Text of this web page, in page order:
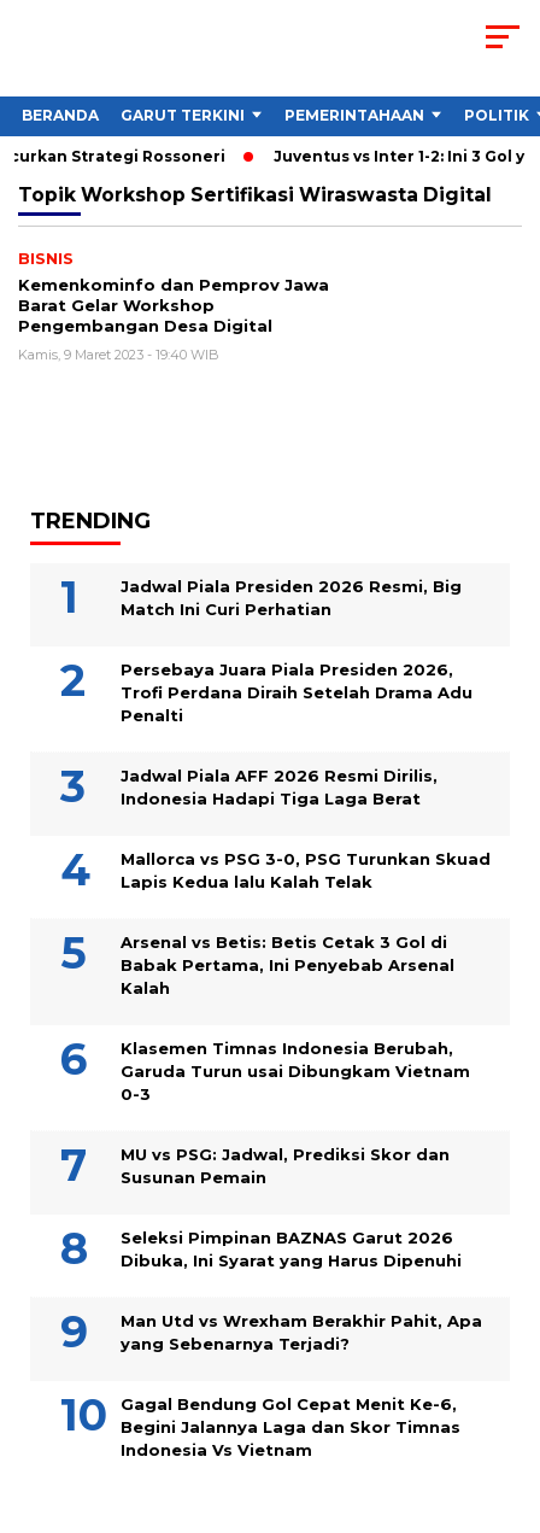
BERANDA GARUT TERKINI PEMERINTAHAAN POLITIK
Strategi Rossoneri Juventus vs Inter 1-2: Ini 3 Gol
Topik Workshop Sertifikasi Wiraswasta Digital
BISNIS
Kemenkominfo dan Pemprov Jawa
Barat Gelar Workshop
Pengembangan Desa Digital
Kamis, 9 Maret 2023 - 19:40 WIB
TRENDING
Jadwal Piala Presiden 2026 Resmi, Big
Match Ini Curi Perhatian
Persebaya Juara Piala Presiden 2026,
Trofi Perdana Diraih Setelah Drama Adu
Penalti
Jadwal Piala AFF 2026 Resmi Dirilis,
Indonesia Hadapi Tiga Laga Berat
Mallorca vs PSG 3-0, PSG Turunkan Skuad
Lapis Kedua lalu Kalah Telak
Arsenal vs Betis: Betis Cetak 3 Gol di
Babak Pertama, Ini Penyebab Arsenal
Kalah
Klasemen Timnas Indonesia Berubah,
Garuda Turun usai Dibungkam Vietnam
0-3
MU vs PSG: Jadwal, Prediksi Skor dan
Susunan Pemain
Seleksi Pimpinan BAZNAS Garut 2026
Dibuka, Ini Syarat yang Harus Dipenuhi
Man Utd vs Wrexham Berakhir Pahit, Apa
yang Sebenarnya Terjadi?
Gagal Bendung Gol Cepat Menit Ke-6,
Begini Jalannya Laga dan Skor Timnas
Indonesia Vs Vietnam